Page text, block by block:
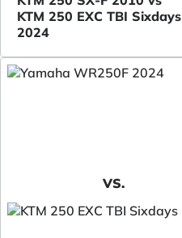
KTM 250 EXC TBI Sixdays
2024
VS.